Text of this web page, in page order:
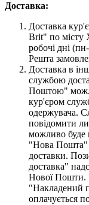
Доставка:
Доставка
Brit" по місту
робочі дні
Решта
Доставка в
службою
Поштою"
кур'єром
одержувача.
повідомити
можливо буде
"Нова Пошта"
доставки.
доставка"
Нової Пошти.
"Накладений
оплачується